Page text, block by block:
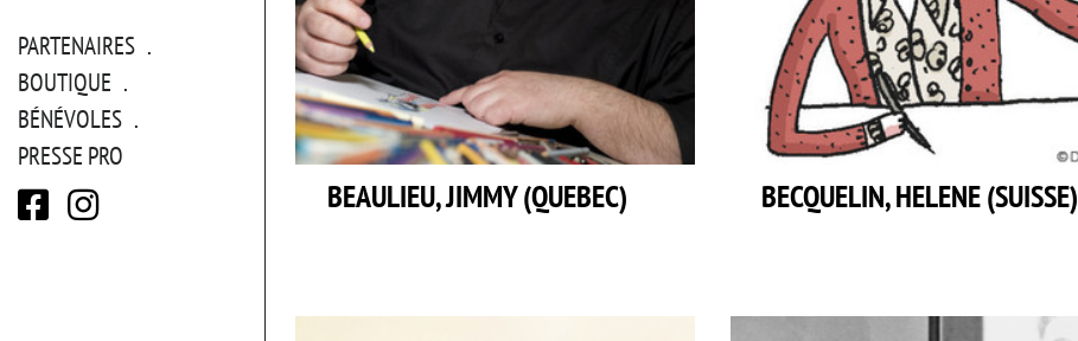
PARTENAIRES
BOUTIQUE
BÉNÉVOLES
PRESSE PRO
BEAULIEU, JIMMY (QUEBEC) BECQUELIN, HELENE (SUISSE)